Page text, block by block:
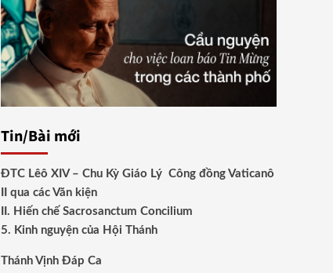
Tin/Bài mới
ĐTC Lêô XIV – Chu Kỳ Giáo Lý Công đồng Vaticanô
II qua các Văn kiện
II. Hiến chế Sacrosanctum Concilium
5. Kinh nguyện của Hội Thánh
Thánh Vịnh Đáp Ca